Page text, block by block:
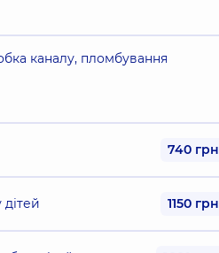
каналу, пломбування
740 грн
1150 грн